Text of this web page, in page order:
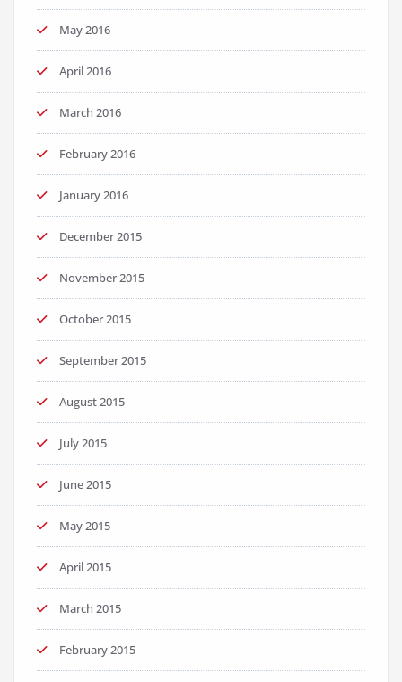
May 2016
April 2016
March 2016
February 2016
January 2016
December 2015
November 2015
October 2015
September 2015
August 2015
July 2015
June 2015
May 2015
April 2015
March 2015
February 2015